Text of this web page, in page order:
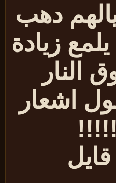
دهب
زيادة
النار
اشعار